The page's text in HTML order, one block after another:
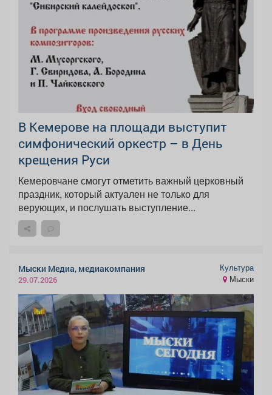
В Кемерове на площади выступит
симфонический оркестр – в День
крещения Руси
Кемеровчане смогут отметить важный церковный
праздник, который актуален не только для
верующих, и послушать выступление...
Мыски Медиа, медиакомпания
29.07.2026
Культура
Мыски